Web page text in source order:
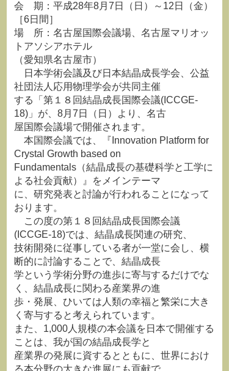
会 期：平成28年8月7日（日）～12日（金）
［6日間］
場 所：名古屋国際会議場、名古屋マリオッ
トアソシアホテル
（愛知県名古屋市）
日本学術会議及び日本結晶成長学会、公益
社団法人応用物理学会が共同主催
する「第１８回結晶成長国際会議(ICCGE-
18)」が、8月7日（日）より、名古
屋国際会議場で開催されます。
本国際会議では、『Innovation Platform for
Crystal Growth based on
Fundamentals（結晶成長の基礎科学と工学に
よる社会貢献）』をメインテーマ
に、研究発表と討論が行われることになって
おります。
この度の第１８回結晶成長国際会議
(ICCGE-18)では、結晶成長関連の研究、
技術開発に従事している者が一堂に会し、横
断的に討論することで、結晶成長
学という学術分野の進歩に寄与するだけでな
く、結晶成長に関わる産業界の進
歩・発展、ひいては人類の幸福と繁栄に大き
く寄与すると考えられています。
また、1,000人規模の本会議を日本で開催する
ことは、我が国の結晶成長学と
産業界の発展に資するとともに、世界におけ
る本分野の大きな進展にも貢献で